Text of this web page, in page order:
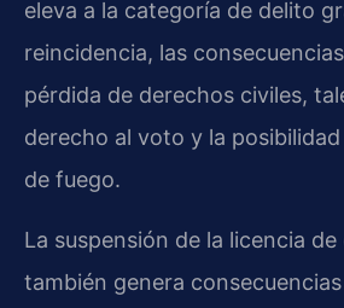
eleva a la categoría de delito
reincidencia, las
pérdida de derechos civiles,
derecho al voto y la
de fuego.
La suspensión de la licencia
también genera